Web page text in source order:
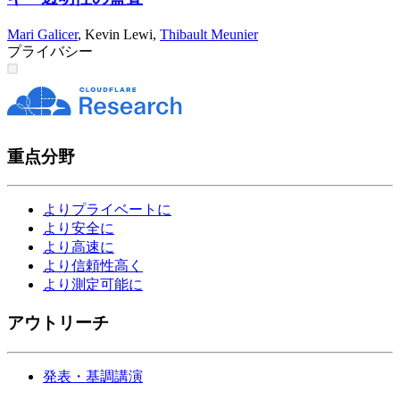
Mari Galicer, Kevin Lewi, Thibault Meunier
プライバシー
重点分野
よりプライベートに
より安全に
より高速に
より信頼性高く
より測定可能に
アウトリーチ
発表・基調講演